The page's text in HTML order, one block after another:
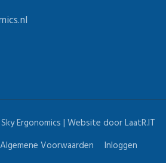
Ergonomics | Website doorLaatR.IT
Algemene Voorwaarden Inloggen